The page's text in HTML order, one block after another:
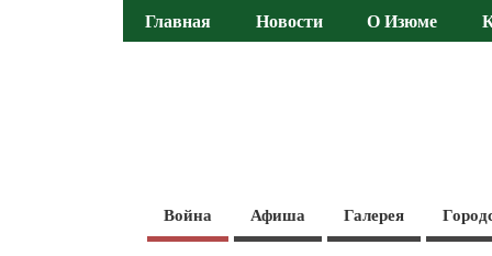
Главная Новости О Изюме
Война Афиша Галерея